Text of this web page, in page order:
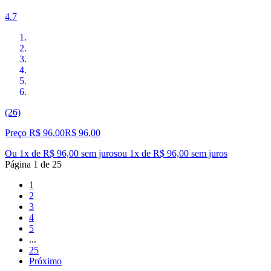
4.7
(26)
Preço R$ 96,00R$ 96,00
Ou 1x de R$ 96,00 sem jurosou 1x de R$ 96,00 sem juros
Página 1 de 25
1
2
3
4
5
...
25
Próximo